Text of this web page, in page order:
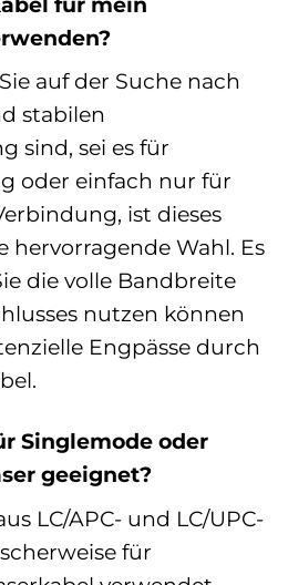
auf der Suche nach
stabilen
sind, sei es für
oder einfach nur für
ist dieses
hervorragende Wahl. Es
die volle Bandbreite
nutzen können
Engpässe durch
Singlemode oder
geeignet?
LC/APC- und LC/UPC-
für